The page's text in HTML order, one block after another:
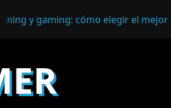
y gaming: cómo elegir el mejor